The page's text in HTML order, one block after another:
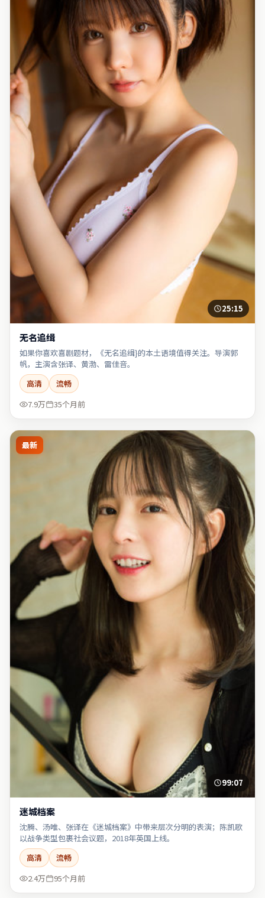
25:15
无名追缉
如果你喜欢喜剧题材，《无名追缉}的本土语境值得关注。导演郭
帆，主演含张译、黄渤、雷佳音。
高清
流畅
7.9万
35个月前
最新
99:07
迷城档案
沈腾、汤唯、张译在《迷城档案》中带来层次分明的表演；陈凯歌
以战争类型包裹社会议题，2018年英国上线。
高清
流畅
2.4万
95个月前